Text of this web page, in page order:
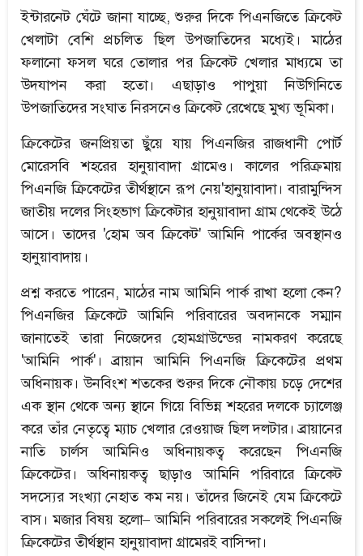
ইন্টারনেট ঘেঁটে জানা যাচ্ছে, শুরুর দিকে পিএনজিতে ক্রিকেট
খেলাটা বেশি প্রচলিত ছিল উপজাতিদের মধ্যেই। মাঠের
ফলানো ফসল ঘরে তোলার পর ক্রিকেট খেলার মাধ্যমে তা
উদযাপন করা হতো। এছাড়াও পাপুয়া নিউগিনিতে
উপজাতিদের সংঘাত নিরসনেও ক্রিকেট রেখেছে মুখ্য ভূমিকা।
ক্রিকেটের জনপ্রিয়তা ছুঁয়ে যায় পিএনজির রাজধানী পোর্ট
মোরেসবি শহরের হানুয়াবাদা গ্রামেও। কালের পরিক্রমায়
পিএনজি ক্রিকেটের তীর্থস্থানে রূপ নেয়'হানুয়াবাদা। বারামুন্দিস
জাতীয় দলের সিংহভাগ ক্রিকেটার হানুয়াবাদা গ্রাম থেকেই উঠে
আসে। তাদের 'হোম অব ক্রিকেট' আমিনি পার্কের অবস্থানও
হানুয়াবাদায়।
প্রশ্ন করতে পারেন, মাঠের নাম আমিনি পার্ক রাখা হলো কেন?
পিএনজির ক্রিকেটে আমিনি পরিবারের অবদানকে সম্মান
জানাতেই তারা নিজেদের হোমগ্রাউন্ডের নামকরণ করেছে
'আমিনি পার্ক'। ব্রায়ান আমিনি পিএনজি ক্রিকেটের প্রথম
অধিনায়ক। উনবিংশ শতকের শুরুর দিকে নৌকায় চড়ে দেশের
এক স্থান থেকে অন্য স্থানে গিয়ে বিভিন্ন শহরের দলকে চ্যালেঞ্জ
করে তাঁর নেতৃত্বে ম্যাচ খেলার রেওয়াজ ছিল দলটার। ব্রায়ানের
নাতি চার্লস আমিনিও অধিনায়কত্ব করেছেন পিএনজি
ক্রিকেটের। অধিনায়কত্ব ছাড়াও আমিনি পরিবারে ক্রিকেট
সদস্যের সংখ্যা নেহাত কম নয়। তাঁদের জিনেই যেম ক্রিকেটে
বাস। মজার বিষয় হলো– আমিনি পরিবারের সকলেই পিএনজি
ক্রিকেটের তীর্থস্থান হানুয়াবাদা গ্রামেরই বাসিন্দা।